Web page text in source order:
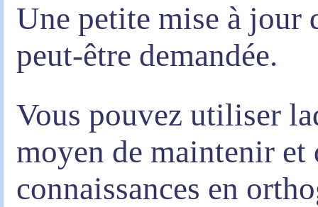
Une petite mise à jour
peut-être demandée.
Vous pouvez utiliser
moyen de maintenir
connaissances en